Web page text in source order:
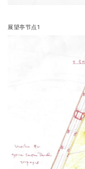
展望亭节点1